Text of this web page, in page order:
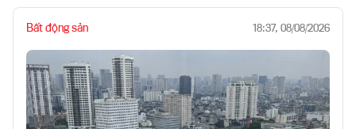
Bất động sản 18:37, 08/08/2026